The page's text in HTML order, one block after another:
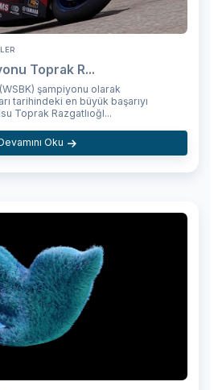
Toprak R...
şampiyonu olarak
tarihindeki en büyük başarıyı
Toprak Razgatlıoğl...
Oku